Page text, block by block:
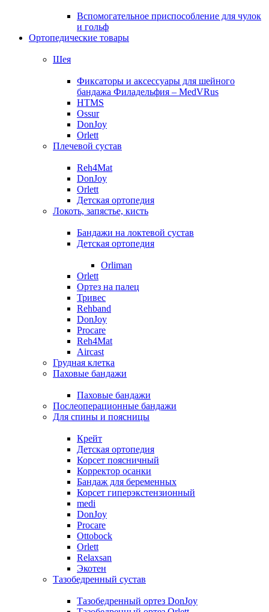
Вспомогательное приспособление для чулок
и гольф
Ортопедические товары
Шея
Фиксаторы и аксессуары для шейного
бандажа Филадельфия – MedVRus
HTMS
Ossur
DonJoy
Orlett
Плечевой сустав
Reh4Mat
DonJoy
Orlett
Детская ортопедия
Локоть, запястье, кисть
Бандажи на локтевой сустав
Детская ортопедия
Orliman
Orlett
Ортез на палец
Тривес
Rehband
DonJoy
Procare
Reh4Mat
Aircast
Грудная клетка
Паховые бандажи
Паховые бандажи
Послеоперационные бандажи
Для спины и поясницы
Крейт
Детская ортопедия
Корсет поясничный
Корректор осанки
Бандаж для беременных
Корсет гиперэкстензионный
medi
DonJoy
Procare
Ottobock
Orlett
Relaxsan
Экотен
Тазобедренный сустав
Тазобедренный ортез DonJoy